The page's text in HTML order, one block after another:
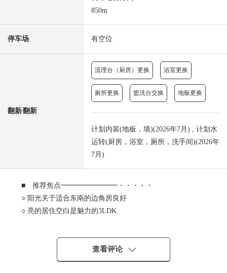
850m
停车场 有空位
翻新⁄翻新
流理台（厨房）更换 浴室更换
厕所更换 盥洗台交换 地板更换
计划内装(地板，墙)(2026年7月) , 计划水
运转(厨房，浴室，厕所，洗手间)(2026年
7月)
■ 推荐焦点━━━━━━━━・・・・・
○ 阳光关于适合东南的边角房良好
○ 亮的居住空白是魅力的3LDK
○ 小学以及公园不久对育儿客气的成熟稳重的居住环境
查看评论